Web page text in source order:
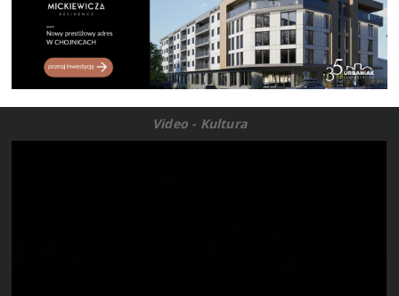
Video - Kultura